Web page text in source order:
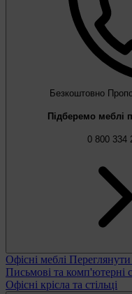
Безкоштовно
Підберемо меблі
0 800 334
Офісні меблі Переглянути
Письмові та комп'ютерні
Офісні крісла та стільці